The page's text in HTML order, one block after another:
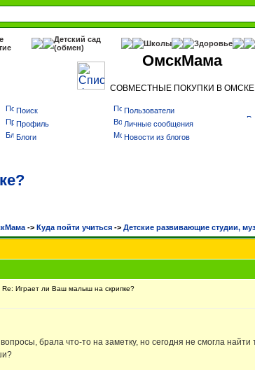
Детский сад
(обмен)
Школы Здоровье
ОмскМама
СОВМЕСТНЫЕ ПОКУПКИ В ОМСКЕ
Поиск
Пользователи
Профиль
Личные сообщения
Блоги
Новости из блогов
-> Куда пойти учиться -> Детские развивающие студии,
Re: Играет ли Ваш малыш на скрипке?
брала что-то на заметку, но сегодня не смогла